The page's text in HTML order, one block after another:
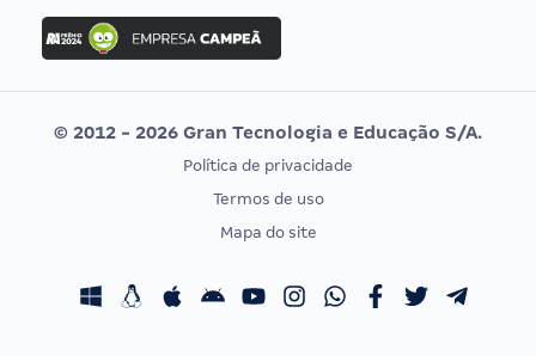
Concurso Ibama
Concurso MPU
Editais publicados
Vunesp
CONCURSOS POR PROFISSÃO
Concursos Fiscais
EXAME DE ORDEM
Calendário OAB
© 2012 - 2026 Gran Tecnologia e Educação S/A.
Política de privacidade
Termos de uso
Mapa do site